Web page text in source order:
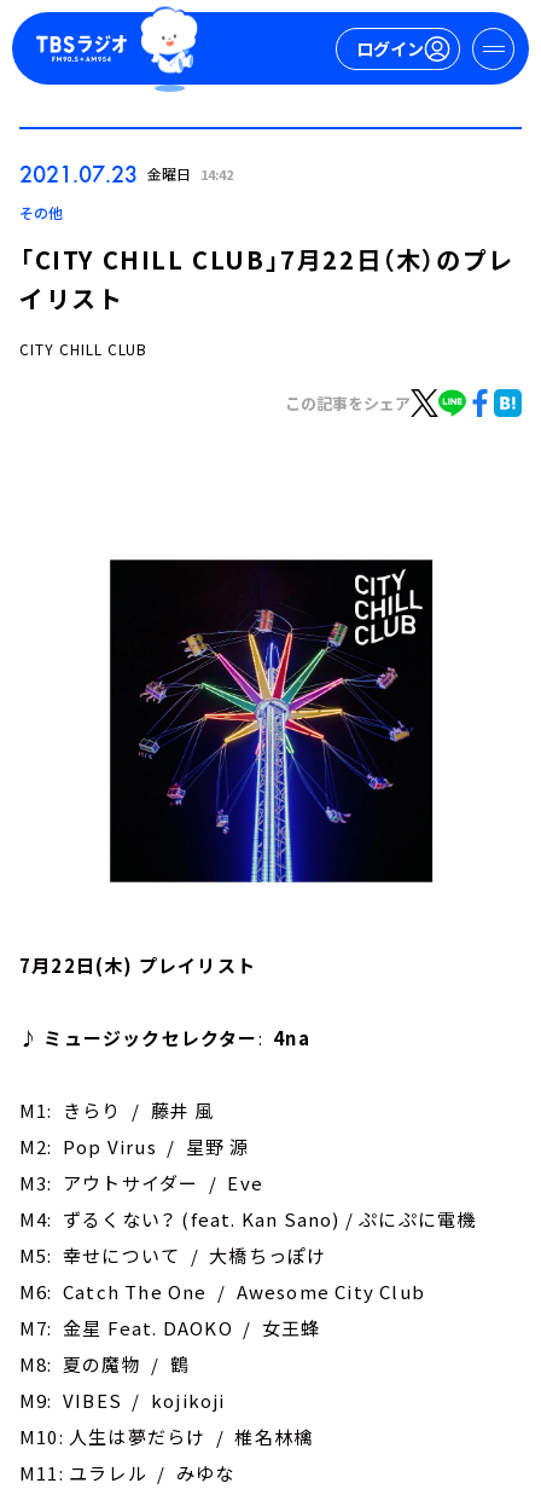
ログイン
お知らせ
2021.07.23 金曜日 14:42
その他
「CITY CHILL CLUB」7月22日（木）のプレ
イリスト
CITY CHILL CLUB
この記事をシェア
7月22日(木) プレイリスト
♪ ミュージックセレクター: 4na
M1: きらり / 藤井 風
M2: Pop Virus / 星野 源
M3: アウトサイダー / Eve
M4: ずるくない？ (feat. Kan Sano) / ぷにぷに電機
M5: 幸せについて / 大橋ちっぽけ
M6: Catch The One / Awesome City Club
M7: 金星 Feat. DAOKO / 女王蜂
M8: 夏の魔物 / 鶴
M9: VIBES / kojikoji
M10: 人生は夢だらけ / 椎名林檎
M11: ユラレル / みゆな